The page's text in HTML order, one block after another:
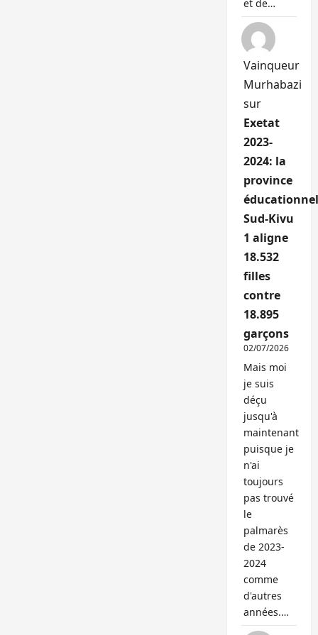
et de…
Vainqueur
Murhabazi
sur
Exetat
2023-
2024: la
province
Sud-Kivu
1 aligne
18.532
filles
contre
18.895
garçons
02/07/2026
Mais moi
je suis
déçu
jusqu'à
maintenant
puisque je
n'ai
toujours
pas trouvé
le
palmarès
de 2023-
2024
comme
d'autres
années.…